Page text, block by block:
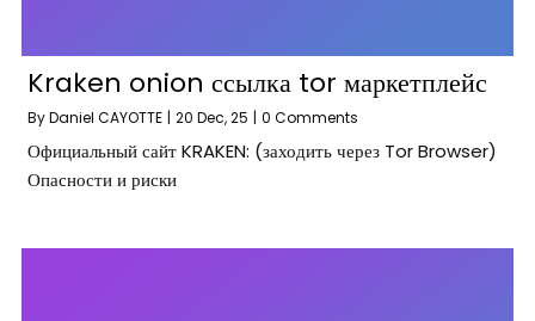
Kraken onion ссылка tor маркетплейс
ByDaniel CAYOTTE | 20 Dec, 25 | 0 Comments
Официальный сайт KRAKEN: (заходить через Tor Browser)
Опасности и риски